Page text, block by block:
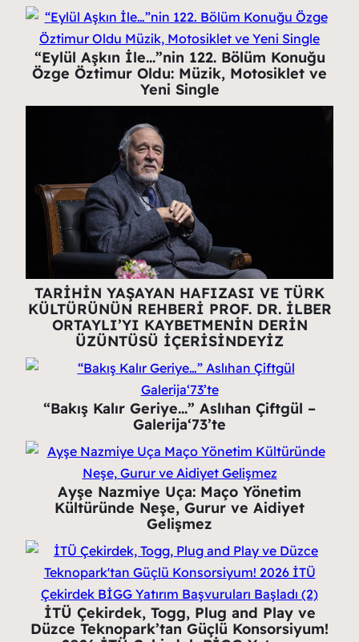
“Eylül Aşkın İle…”nin 122. Bölüm Konuğu
Özge Öztimur Oldu: Müzik, Motosiklet ve
Yeni Single
TARİHİN YAŞAYAN HAFIZASI VE TÜRK
KÜLTÜRÜNÜN REHBERİ PROF. DR. İLBER
ORTAYLI’YI KAYBETMENİN DERİN
ÜZÜNTÜSÜ İÇERİSİNDEYİZ
“Bakış Kalır Geriye…” Aslıhan Çiftgül –
Galerija‘73’te
Ayşe Nazmiye Uça: Maço Yönetim
Kültüründe Neşe, Gurur ve Aidiyet
Gelişmez
İTÜ Çekirdek, Togg, Plug and Play ve
Düzce Teknopark’tan Güçlü Konsorsiyum!